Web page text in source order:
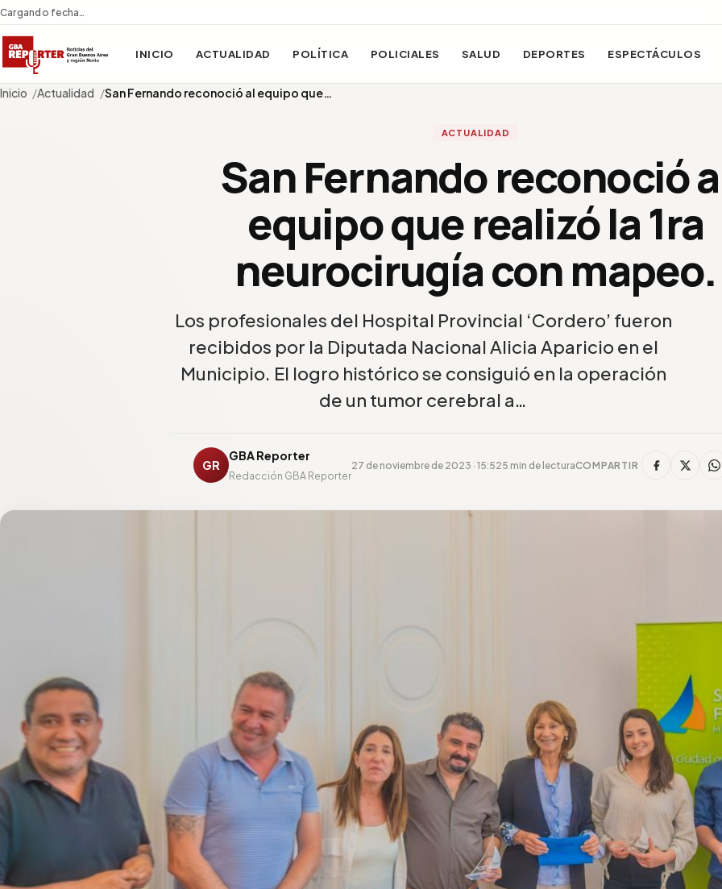
Cargando fecha…
INICIO ACTUALIDAD POLÍTICA POLICIALES SALUD DEPORTES ESPECTÁCULOS
Inicio Actualidad San Fernando reconoció al equipo que…
ACTUALIDAD
San Fernando reconoció
equipo que realizó la 1ra
neurocirugía con mapeo.
Los profesionales del Hospital Provincial ‘Cordero’ fueron
recibidos por la Diputada Nacional Alicia Aparicio en el
Municipio. El logro histórico se consiguió en la operación
de un tumor cerebral a…
GR
GBA Reporter
Redacción GBA Reporter
27 de noviembre de 2023 · 15:525 min de lecturaCOMPARTIR